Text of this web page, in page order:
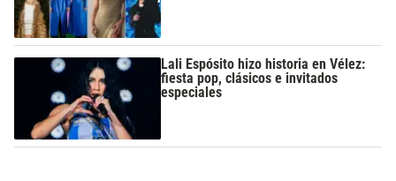
Lali Espósito hizo historia en Vélez:
fiesta pop, clásicos e invitados
especiales